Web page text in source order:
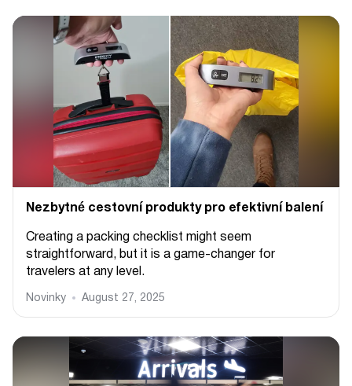
Nezbytné cestovní produkty pro efektivní balení
Creating a packing checklist might seem
straightforward, but it is a game-changer for
travelers at any level.
Novinky August 27, 2025